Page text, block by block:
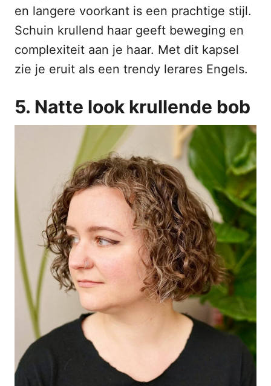
en langere voorkant is een prachtige stijl.
Schuin krullend haar geeft beweging en
complexiteit aan je haar. Met dit kapsel
zie je eruit als een trendy lerares Engels.
5. Natte look krullende bob